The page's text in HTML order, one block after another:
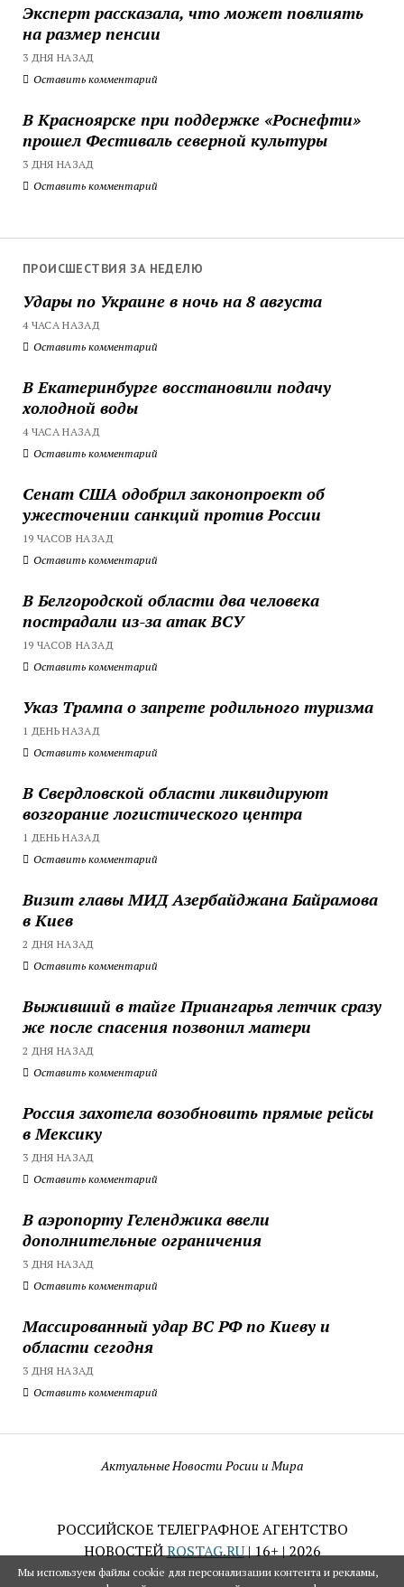
Эксперт рассказала, что может повлиять
на размер пенсии
3 ДНЯ НАЗАД
Оставить комментарий
В Красноярске при поддержке «Роснефти»
прошел Фестиваль северной культуры
3 ДНЯ НАЗАД
Оставить комментарий
ПРОИСШЕСТВИЯ ЗА НЕДЕЛЮ
Удары по Украине в ночь на 8 августа
4 ЧАСА НАЗАД
Оставить комментарий
В Екатеринбурге восстановили подачу
холодной воды
4 ЧАСА НАЗАД
Оставить комментарий
Сенат США одобрил законопроект об
ужесточении санкций против России
19 ЧАСОВ НАЗАД
Оставить комментарий
В Белгородской области два человека
пострадали из-за атак ВСУ
19 ЧАСОВ НАЗАД
Оставить комментарий
Указ Трампа о запрете родильного туризма
1 ДЕНЬ НАЗАД
Оставить комментарий
В Свердловской области ликвидируют
возгорание логистического центра
1 ДЕНЬ НАЗАД
Оставить комментарий
Визит главы МИД Азербайджана Байрамова
в Киев
2 ДНЯ НАЗАД
Оставить комментарий
Выживший в тайге Приангарья летчик сразу
же после спасения позвонил матери
2 ДНЯ НАЗАД
Оставить комментарий
Россия захотела возобновить прямые рейсы
в Мексику
3 ДНЯ НАЗАД
Оставить комментарий
В аэропорту Геленджика ввели
дополнительные ограничения
3 ДНЯ НАЗАД
Оставить комментарий
Массированный удар ВС РФ по Киеву и
области сегодня
3 ДНЯ НАЗАД
Оставить комментарий
Актуальные Новости Росии и Мира
РОССИЙСКОЕ ТЕЛЕГРАФНОЕ АГЕНТСТВО
НОВОСТЕЙROSTAG.RU| 16+ | 2026
Мы используем файлы cookie для персонализации контента и рекламы,